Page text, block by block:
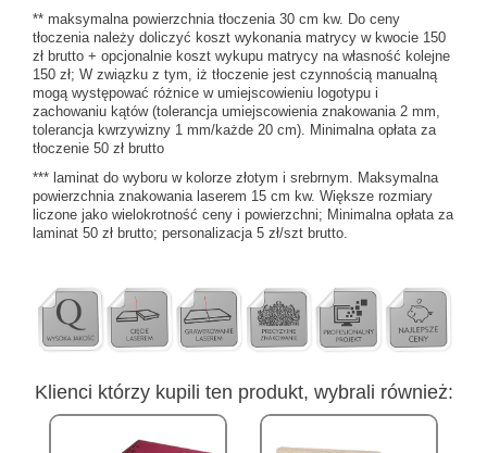
** maksymalna powierzchnia tłoczenia 30 cm kw. Do ceny
tłoczenia należy doliczyć koszt wykonania matrycy w kwocie 150
zł brutto + opcjonalnie koszt wykupu matrycy na własność kolejne
150 zł; W związku z tym, iż tłoczenie jest czynnością manualną
mogą występować różnice w umiejscowieniu logotypu i
zachowaniu kątów (tolerancja umiejscowienia znakowania 2 mm,
tolerancja kwrzywizny 1 mm/każde 20 cm). Minimalna opłata za
tłoczenie 50 zł brutto
*** laminat do wyboru w kolorze złotym i srebrnym. Maksymalna
powierzchnia znakowania laserem 15 cm kw. Większe rozmiary
liczone jako wielokrotność ceny i powierzchni; Minimalna opłata za
laminat 50 zł brutto; personalizacja 5 zł/szt brutto.
Klienci którzy kupili ten produkt, wybrali również: